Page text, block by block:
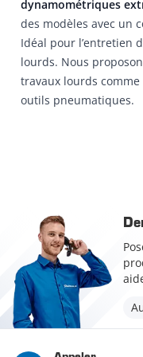
dynamométriques
des modèles avec un
Idéal pour l’entretien
lourds. Nous
travaux lourds
outils pneumatiques.